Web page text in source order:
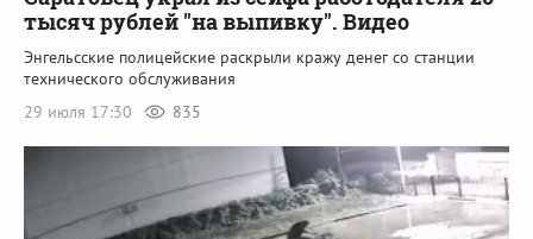
тысяч рублей "на выпивку". Видео
Энгельсские полицейские раскрыли кражу денег со станции
технического обслуживания
29 июля 17:30
835